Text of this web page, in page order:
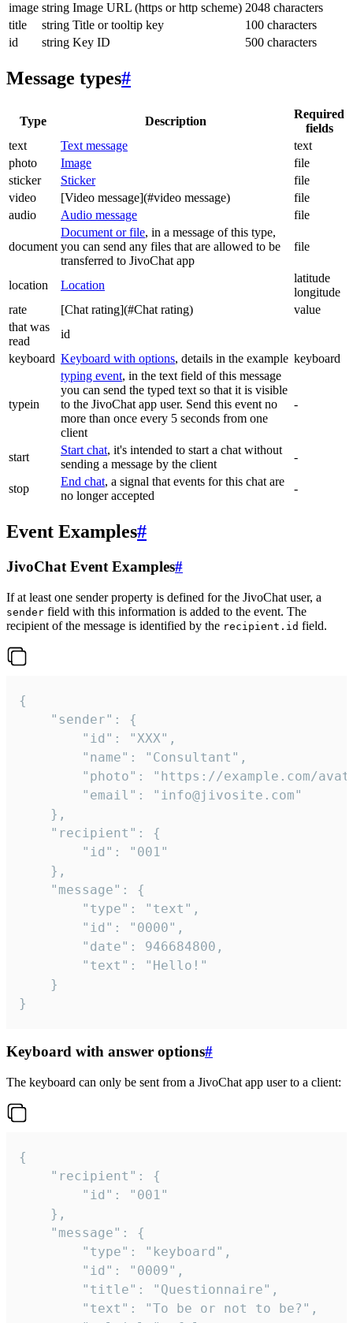
image string Image URL (https or http scheme) 2048 characters
title
string Title or tooltip key
100 characters
id
string Key ID 500 characters
Message types#
Type Description
Required
fields
text
Text message
text
photo
Image
file
sticker
Sticker
file
video
[Video message](#video message)
file
audio
Audio message file
document
Document or file, in a message of this type,
you can send any files that are allowed to be
transferred to JivoChat app
file
location Location
latitude
longitude
rate
[Chat rating](#Chat rating)
value
that was
read
id
keyboard Keyboard with options, details in the example keyboard
typein
typing event, in the text field of this message
you can send the typed text so that it is visible
to the JivoChat app user. Send this event no
more than once every 5 seconds from one
client
-
start
Start chat, it's intended to start a chat without
sending a message by the client
-
stop
End chat, a signal that events for this chat are
no longer accepted
-
Event Examples#
JivoChat Event Examples#
If at least one sender property is defined for the JivoChat user, a
sender field with this information is added to the event. The
recipient of the message is identified by the recipient.id field.
{
}
Keyboard with answer options#
The keyboard can only be sent from a JivoChat app user to a client:
{